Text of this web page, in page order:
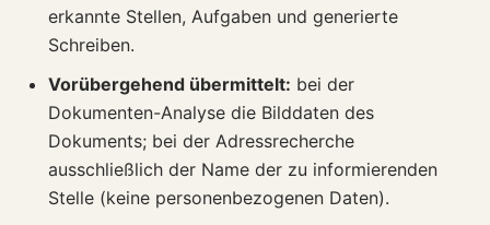
erkannte Stellen, Aufgaben und generierte
Schreiben.
Vorübergehend übermittelt: bei der
Dokumenten-Analyse die Bilddaten des
Dokuments; bei der Adressrecherche
ausschließlich der Name der zu informierenden
Stelle (keine personenbezogenen Daten).